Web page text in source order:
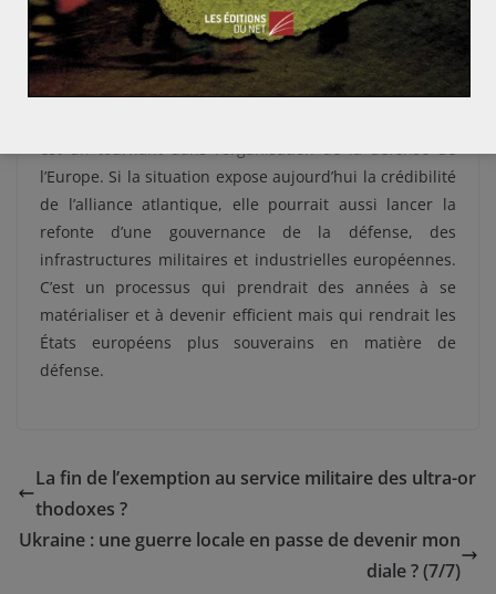
membres. Des processus longs, coûteux et incertains
qui amènent des États à se tourner vers des solutions
extérieures qui répondent rapidement à leurs besoins.
est un tournant dans l’organisation de la défense de
l’Europe. Si la situation expose aujourd’hui la crédibilité
de l’alliance atlantique, elle pourrait aussi lancer la
refonte d’une gouvernance de la défense, des
infrastructures militaires et industrielles européennes.
C’est un processus qui prendrait des années à se
matérialiser et à devenir efficient mais qui rendrait les
États européens plus souverains en matière de
défense.
La fin de l’exemption au service militaire des ultra-or
thodoxes ?
Ukraine : une guerre locale en passe de devenir mon
diale ? (7/7)